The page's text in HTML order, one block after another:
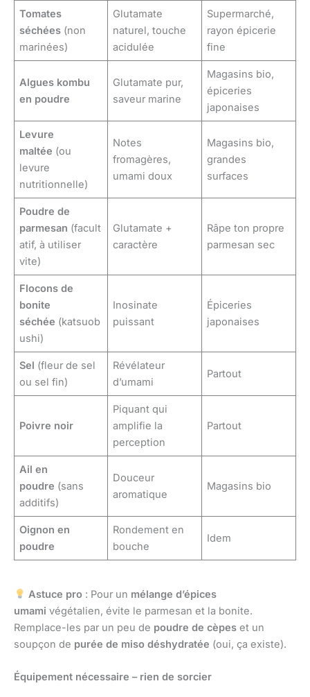
Tomates
séchées (non
marinées)
Glutamate
naturel, touche
acidulée
Supermarché,
rayon épicerie
fine
Algues kombu
en poudre
Glutamate pur,
saveur marine
Magasins bio,
épiceries
japonaises
Levure
maltée (ou
levure
nutritionnelle)
Notes
fromagères,
umami doux
Magasins bio,
grandes
surfaces
Poudre de
parmesan (facult
atif, à utiliser
vite)
Glutamate +
caractère
Râpe ton propre
parmesan sec
Flocons de
bonite
séchée (katsuob
ushi)
Inosinate
puissant
Épiceries
japonaises
Sel (fleur de sel
ou sel fin)
Révélateur
d’umami
Partout
Poivre noir
Piquant qui
amplifie la
perception
Partout
Ail en
poudre (sans
additifs)
Douceur
aromatique
Magasins bio
Oignon en
poudre
Rondement en
bouche
Idem
Astuce pro: Pour un mélange d’épices
umami végétalien, évite le parmesan et la bonite.
Remplace-les par un peu de poudre de cèpes et un
soupçon de purée de miso déshydratée (oui, ça existe).
Équipement nécessaire – rien de sorcier